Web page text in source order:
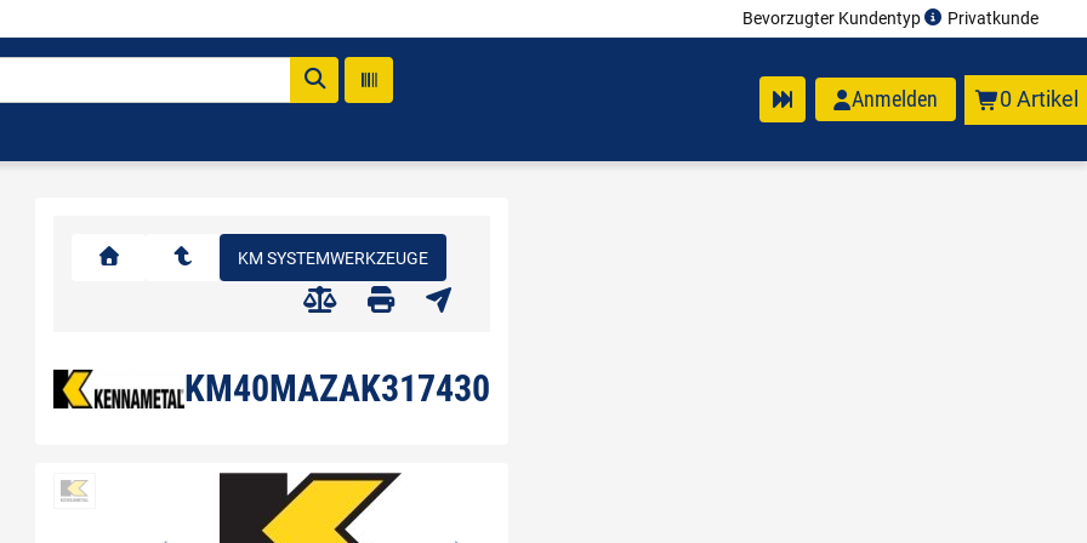
Bevorzugter Kundentyp Privatkunde
Anmelden 0 Artikel
KM SYSTEMWERKZEUGE
KM40MAZAK317430